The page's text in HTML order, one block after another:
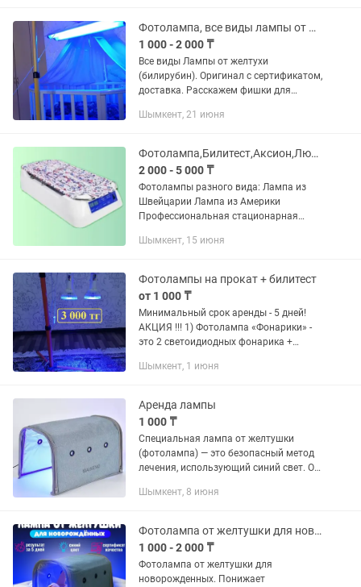
продажу...
Фотолампа, все виды лампы от желтухи (билирубин).
1 000 - 2 000 ₸
Все виды Лампы от желтухи
(билирубин). Оригинал с сертификатом,
доставка. Расскажем фишки для
Шымкент, 21 июня
Фотолампа,Билитест,Аксион,Люлька,Билитест через кожу, от желтухи лампа
2 000 - 5 000 ₸
Фотолампы разного вида: Лампа из
Швейцарии Лампа из Америки
Профессиональная стационарная
кроватка Аренда от 3тыс Билитест-
продажу...
Шымкент, 15 июня
Фотолампы на прокат + билитест
от 1 000 ₸
Минимальный срок аренды - 5 дней!
АКЦИЯ !!! 1) Фотолампа «Фонарики» -
это 2 светоидиодных фонарика +
(бескровный замер уровня
000...
Шымкент, 1 июня
Аренда лампы
1 000 ₸
Специальная лампа от желтушки
(фотолампа) — это безопасный метод
лечения, использующий синий свет. Он
коже в легко выводимые вещества.
Шымкент, 8 июня
Фотолампа от желтушки для новорожденных
1 000 - 2 000 ₸
Фотолампа от желтушки для
новорожденных. Понижает